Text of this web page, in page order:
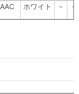
AAC ホワイト - -